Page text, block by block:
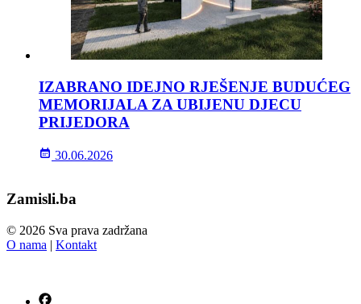
IZABRANO IDEJNO RJEŠENJE BUDUĆEG
MEMORIJALA ZA UBIJENU DJECU
PRIJEDORA
30.06.2026
Zamisli.ba
© 2026 Sva prava zadržana
O nama | Kontakt